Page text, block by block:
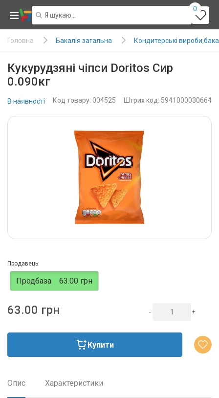
0
Головна Бакалія загальна Кондитерські
Кукурудзяні чіпси Doritos Сир
0.090кг
В наявності Код товару: 004525 Штрих код: 5941000030664
Продавець:
Продбаза 63.00 грн
63.00 грн - +
Купити
Опис Характеристики